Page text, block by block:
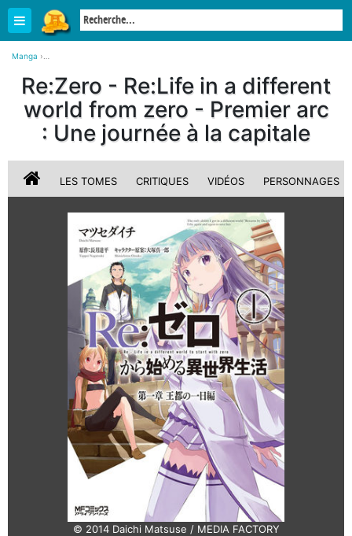
Manga ›
journée à la capitale
Re:Zero - Re:Life in a different
world from zero - Premier arc
: Une journée à la capitale
LES TOMES CRITIQUES VIDÉOS PERSONNAGES
© 2014 Daichi Matsuse / MEDIA FACTORY